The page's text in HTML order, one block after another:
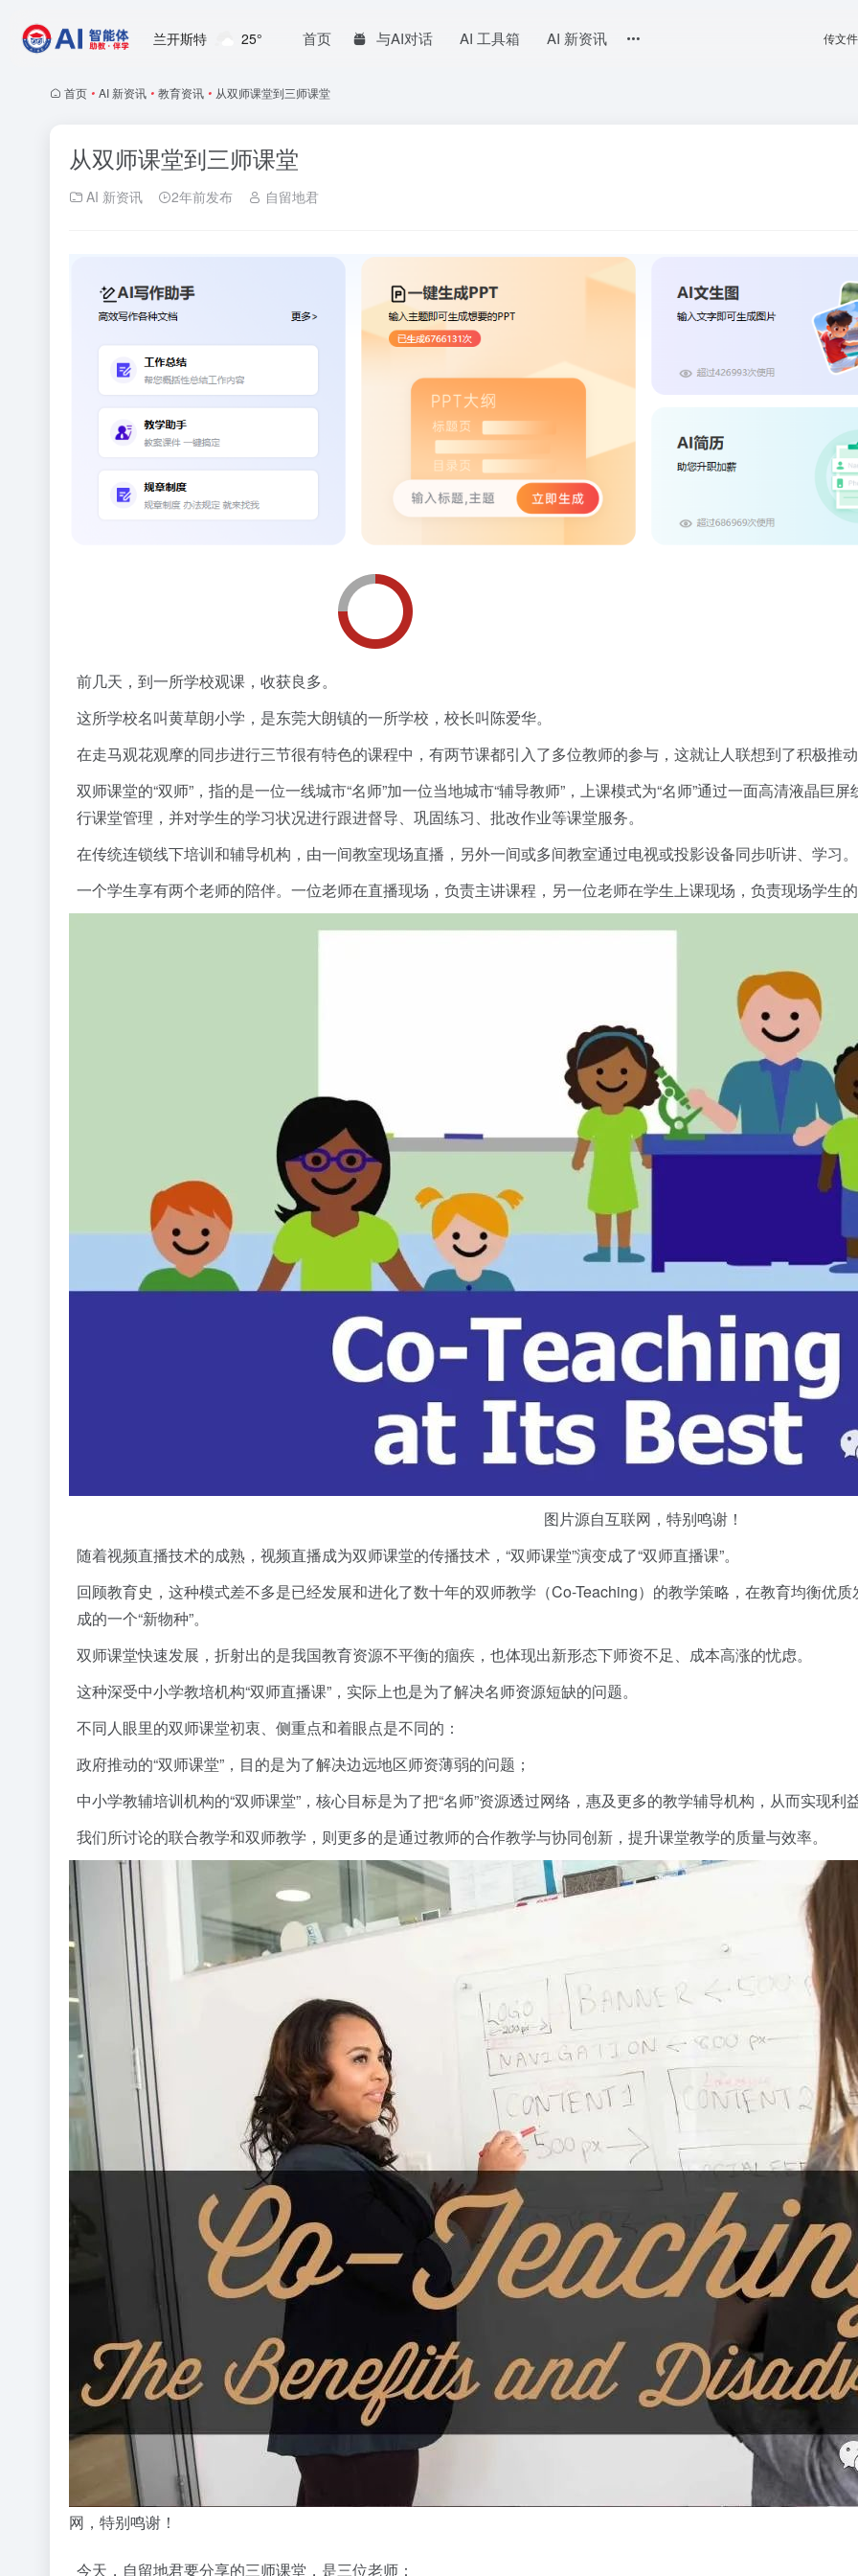
兰开斯特 25° 首页 与AI对话 AI 工具箱 AI 新资讯 传文件
首页 • AI 新资讯 • 教育资讯 • 从双师课堂到三师课堂
从双师课堂到三师课堂
AI 新资讯 2年前发布 自留地君
前几天，到一所学校观课，收获良多。
这所学校名叫黄草朗小学，是东莞大朗镇的一所学校，校长叫陈爱华。
在走马观花观摩的同步进行三节很有特色的课程中，有两节课都引入了多位教师的参与，这就让人联想到了积极推动
双师课堂的“双师”，指的是一位一线城市“名师”加一位当地城市“辅导教师”，上课模式为“名师”通过一面高清液晶巨
行课堂管理，并对学生的学习状况进行跟进督导、巩固练习、批改作业等课堂服务。
在传统连锁线下培训和辅导机构，由一间教室现场直播，另外一间或多间教室通过电视或投影设备同步听讲、学习。
一个学生享有两个老师的陪伴。一位老师在直播现场，负责主讲课程，另一位老师在学生上课现场，负责现场学生
图片源自互联网，特别鸣谢！
随着视频直播技术的成熟，视频直播成为双师课堂的传播技术，“双师课堂”演变成了“双师直播课”。
回顾教育史，这种模式差不多是已经发展和进化了数十年的双师教学（Co-Teaching）的教学策略，在教育均衡优
成的一个“新物种”。
双师课堂快速发展，折射出的是我国教育资源不平衡的痼疾，也体现出新形态下师资不足、成本高涨的忧虑。
这种深受中小学教培机构“双师直播课”，实际上也是为了解决名师资源短缺的问题。
不同人眼里的双师课堂初衷、侧重点和着眼点是不同的：
政府推动的“双师课堂”，目的是为了解决边远地区师资薄弱的问题；
中小学教辅培训机构的“双师课堂”，核心目标是为了把“名师”资源透过网络，惠及更多的教学辅导机构，从而实现利
我们所讨论的联合教学和双师教学，则更多的是通过教师的合作教学与协同创新，提升课堂教学的质量与效率。
网，特别鸣谢！
今天，自留地君要分享的三师课堂，是三位老师：